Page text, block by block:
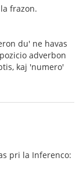
frazon.
du' ne havas
adverbon
kaj 'numero'
pri la Inferenco: